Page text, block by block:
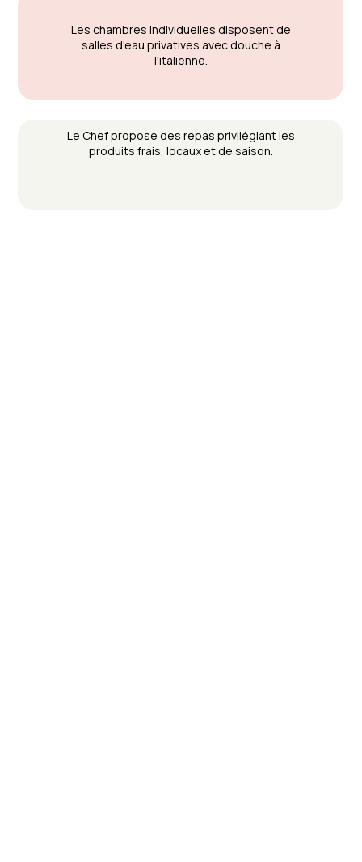
Les chambres individuelles disposent de
salles d'eau privatives avec douche à
l'italienne.
Le Chef propose des repas privilégiant les
produits frais, locaux et de saison.